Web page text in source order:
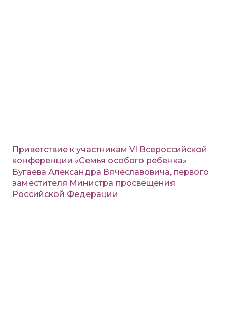
Приветствие к участникам VI Всероссийской
конференции «Семья особого ребенка»
Бугаева Александра Вячеславовича, первого
заместителя Министра просвещения
Российской Федерации